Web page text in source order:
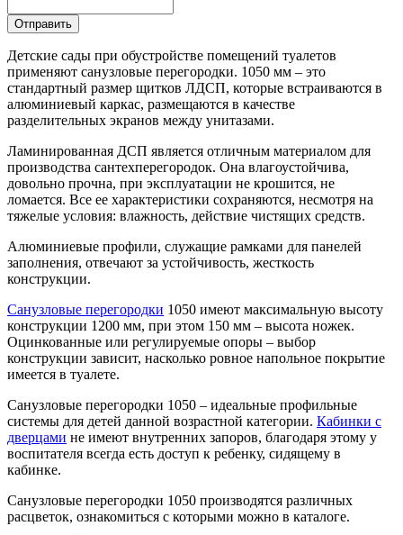
Детские сады при обустройстве помещений туалетов
применяют санузловые перегородки. 1050 мм – это
стандартный размер щитков ЛДСП, которые встраиваются в
алюминиевый каркас, размещаются в качестве
разделительных экранов между унитазами.
Ламинированная ДСП является отличным материалом для
производства сантехперегородок. Она влагоустойчива,
довольно прочна, при эксплуатации не крошится, не
ломается. Все ее характеристики сохраняются, несмотря на
тяжелые условия: влажность, действие чистящих средств.
Алюминиевые профили, служащие рамками для панелей
заполнения, отвечают за устойчивость, жесткость
конструкции.
Санузловые перегородки 1050 имеют максимальную высоту
конструкции 1200 мм, при этом 150 мм – высота ножек.
Оцинкованные или регулируемые опоры – выбор
конструкции зависит, насколько ровное напольное покрытие
имеется в туалете.
Санузловые перегородки 1050 – идеальные профильные
системы для детей данной возрастной категории. Кабинки с
дверцами не имеют внутренних запоров, благодаря этому у
воспитателя всегда есть доступ к ребенку, сидящему в
кабинке.
Санузловые перегородки 1050 производятся различных
расцветок, ознакомиться с которыми можно в каталоге.